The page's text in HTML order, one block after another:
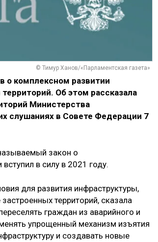
© Тимур Ханов/«Парламентская газета»
о комплексном развитии
Об этом рассказала
Министерства
слушаниях в Совете Федерации 7
закон о
в силу в 2021 году.
для развития инфраструктуры,
территорий, сказала
граждан из аварийного и
упрощенный механизм изъятия
и создавать новые